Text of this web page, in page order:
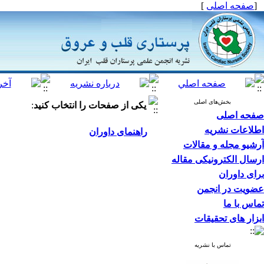
[صفحه اصلی ]
بخش‌های اصلی
صفحه اصلی
اطلاعات نشریه
آرشیو مجله و مقالات
ارسال الکترونیکی مقاله
برای داوران
عضویت در انجمن
تماس با ما
ابزار های تحقیقات
تماس با نشریه
یکی از صفحات را انتخاب کنید:
راهنمای داوران